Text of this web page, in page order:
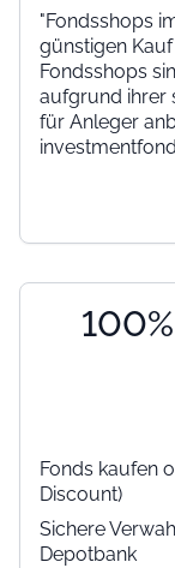
"Fondsshops
günstigen
Fondsshops
aufgrund ihrer
für Anleger
Fonds kaufen
Discount)
Sichere
Depotbank